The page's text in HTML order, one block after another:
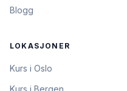
Blogg
LOKASJONER
Kurs i Oslo
Kurs i Bergen